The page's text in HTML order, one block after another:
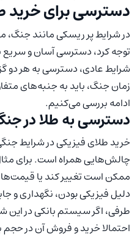
دسترسی برای خرید
در شرایط پر ریسکی مانند جنگ،
توجه کرد، دسترسی آسان و سریع
شرایط عادی، دسترسی به هر دو
زمان جنگ، باید به جنبه‌های
ادامه بررسی می‌کنیم.
دسترسی به طلا در
خرید طلای فیزیکی در شرایط
چالش‌هایی همراه است. برای
ممکن است تغییر کند یا
دلیل فیزیکی بودن، نگهداری و
طرفی، اگر سیستم بانکی در این
احتمالا خرید و فروش آن در